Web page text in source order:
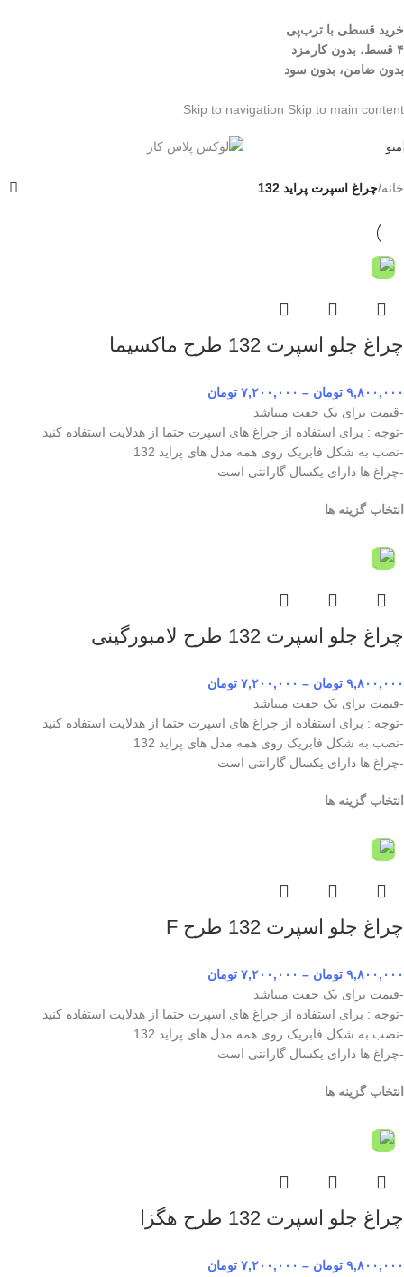
خرید قسطی با ترب‌پی
۴ قسط، بدون کارمزد
بدون ضامن، بدون سود
Skip to navigation Skip to main content
منو
خانه/چراغ اسپرت پراید 132
چراغ جلو اسپرت 132 طرح ماکسیما
۹,۸۰۰,۰۰۰ تومان – ۷,۲۰۰,۰۰۰ تومان
-قیمت برای یک جفت میباشد
-توجه : برای استفاده از چراغ های اسپرت حتما از هدلایت استفاده کنید
-نصب به شکل فابریک روی همه مدل های پراید 132
-چراغ ها دارای یکسال گارانتی است
انتخاب گزینه ها
چراغ جلو اسپرت 132 طرح لامبورگینی
۹,۸۰۰,۰۰۰ تومان – ۷,۲۰۰,۰۰۰ تومان
-قیمت برای یک جفت میباشد
-توجه : برای استفاده از چراغ های اسپرت حتما از هدلایت استفاده کنید
-نصب به شکل فابریک روی همه مدل های پراید 132
-چراغ ها دارای یکسال گارانتی است
انتخاب گزینه ها
چراغ جلو اسپرت 132 طرح F
۹,۸۰۰,۰۰۰ تومان – ۷,۲۰۰,۰۰۰ تومان
-قیمت برای یک جفت میباشد
-توجه : برای استفاده از چراغ های اسپرت حتما از هدلایت استفاده کنید
-نصب به شکل فابریک روی همه مدل های پراید 132
-چراغ ها دارای یکسال گارانتی است
انتخاب گزینه ها
چراغ جلو اسپرت 132 طرح هگزا
۹,۸۰۰,۰۰۰ تومان – ۷,۲۰۰,۰۰۰ تومان